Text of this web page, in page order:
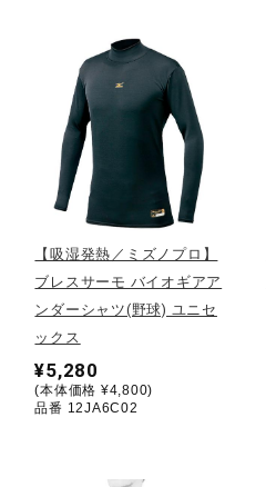
卓球
ソフトボール
柔道
ウィンタースポーツ
ワーキング
【吸湿発熱／ミズノプロ】
ブレスサーモ バイオギアア
ンダーシャツ(野球) ユニセ
ックス
¥5,280
(本体価格 ¥4,800)
品番 12JA6C02